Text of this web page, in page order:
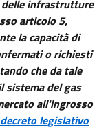
delle infrastrutture
articolo 5,
la capacità di
o richiesti
che da tale
sistema del gas
all'ingrosso
decreto legislativo